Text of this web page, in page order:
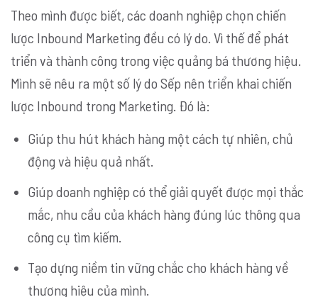
Theo mình được biết, các doanh nghiệp chọn chiến
lược Inbound Marketing đều có lý do. Vì thế để phát
triển và thành công trong việc quảng bá thương hiệu.
Mình sẽ nêu ra một số lý do Sếp nên triển khai chiến
lược Inbound trong Marketing. Đó là:
Giúp thu hút khách hàng một cách tự nhiên, chủ
động và hiệu quả nhất.
Giúp doanh nghiệp có thể giải quyết được mọi thắc
mắc, nhu cầu của khách hàng đúng lúc thông qua
công cụ tìm kiếm.
Tạo dựng niềm tin vững chắc cho khách hàng về
thương hiệu của mình.